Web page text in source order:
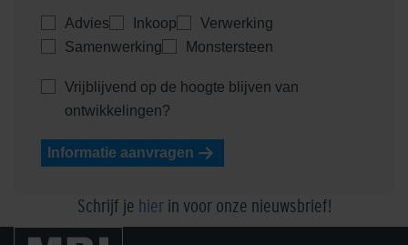
Advies Inkoop
Verwerking
Samenwerking
Monstersteen
Vrijblijvend op de hoogte blijven van
ontwikkelingen?
Informatie aanvragen
Schrijf je hierin voor onze nieuwsbrief!